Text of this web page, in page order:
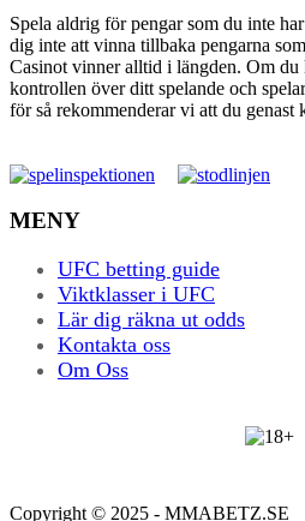
Spela aldrig för pengar som du inte
dig inte att vinna tillbaka pengarna
Casinot vinner alltid i längden. Om du
kontrollen över ditt spelande och
för så rekommenderar vi att du genast
MENY
UFC betting guide
Viktklasser i UFC
Lär dig räkna ut odds
Kontakta oss
Om Oss
Copyright © 2025 - MMABETZ.SE